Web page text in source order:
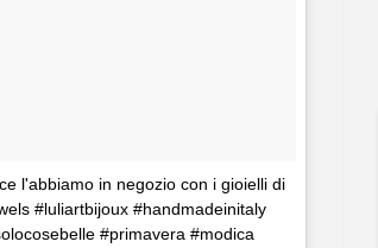
l'abbiamo in negozio con i gioielli di
#luliartbijoux #handmadeinitaly
#primavera #modica